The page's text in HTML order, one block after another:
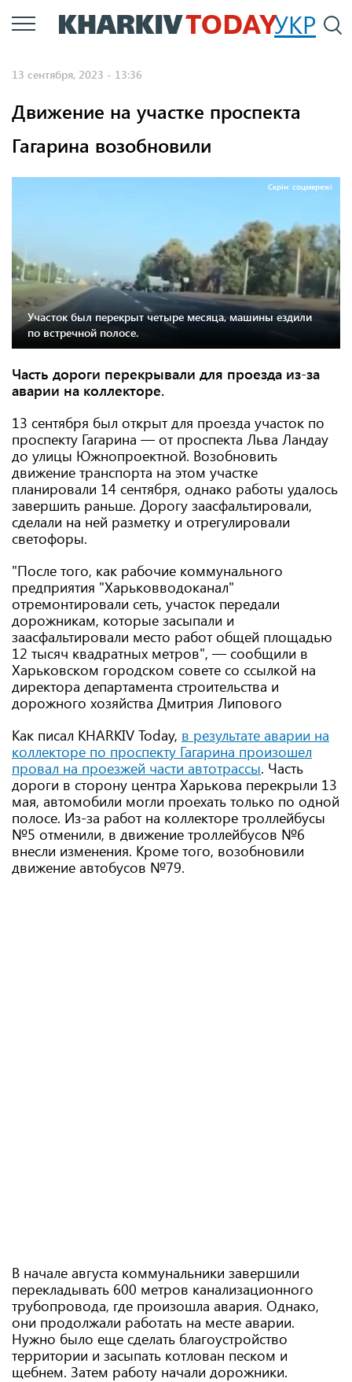
Перейти
к
УКР
13 сентября, 2023 - 13:36
Движение на участке проспекта
Гагарина возобновили
Скрін: соцмережі
Участок был перекрыт четыре месяца, машины ездили
по встречной полосе.
Часть дороги перекрывали для проезда из-за
аварии на коллекторе.
13 сентября был открыт для проезда участок по
проспекту Гагарина — от проспекта Льва Ландау
до улицы Южнопроектной. Возобновить
движение транспорта на этом участке
планировали 14 сентября, однако работы удалось
завершить раньше. Дорогу заасфальтировали,
сделали на ней разметку и отрегулировали
светофоры.
"После того, как рабочие коммунального
предприятия "Харьковводоканал"
отремонтировали сеть, участок передали
дорожникам, которые засыпали и
заасфальтировали место работ общей площадью
12 тысяч квадратных метров", — сообщили в
Харьковском городском совете со ссылкой на
директора департамента строительства и
дорожного хозяйства Дмитрия Липового
Как писал KHARKIV Today, в результате аварии на
коллекторе по проспекту Гагарина произошел
провал на проезжей части автотрассы. Часть
дороги в сторону центра Харькова перекрыли 13
мая, автомобили могли проехать только по одной
полосе. Из-за работ на коллекторе троллейбусы
№5 отменили, в движение троллейбусов №6
внесли изменения. Кроме того, возобновили
движение автобусов №79.
В начале августа коммунальники завершили
перекладывать 600 метров канализационного
трубопровода, где произошла авария. Однако,
они продолжали работать на месте аварии.
Нужно было еще сделать благоустройство
территории и засыпать котлован песком и
щебнем. Затем работу начали дорожники.